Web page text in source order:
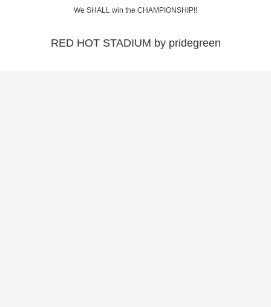
We SHALL win the CHAMPIONSHIP!!
RED HOT STADIUM by pridegreen